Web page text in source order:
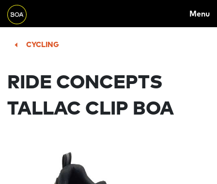
Skip to main content
NAVIGATION
Menu
Begin main content
CYCLING
RIDE CONCEPTS
TALLAC CLIP BOA